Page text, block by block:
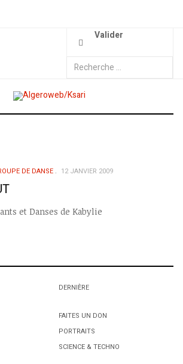
Valider
DE DANSE 12 JANVIER 2009
et Danses de Kabylie
DERNIÈRE
FAITES UN DON
PORTRAITS
SCIENCE & TECHNO